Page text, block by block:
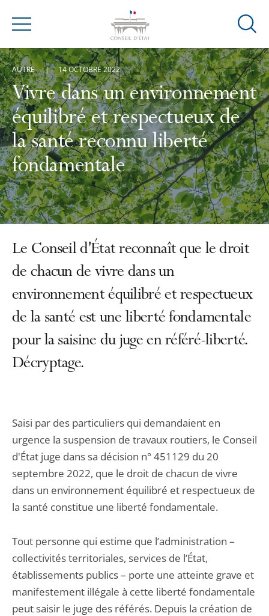
Menu
Ouvrir
de
Vivre dans un environnement
équilibré et respectueux de
la santé reconnu liberté
fondamentale
AUTRE 14 OCTOBRE 2022
Le Conseil d'État reconnaît que le droit
de chacun de vivre dans un
environnement équilibré et respectueux
de la santé est une liberté fondamentale
pour la saisine du juge en référé-liberté.
Décryptage.
Saisi par des particuliers qui demandaient en
urgence la suspension de travaux routiers, le Conseil
d'État juge dans sa décision n° 451129 du 20
septembre 2022, que le droit de chacun de vivre
dans un environnement équilibré et respectueux de
la santé constitue une liberté fondamentale.
Tout personne qui estime que l’administration –
collectivités territoriales, services de l’État,
établissements publics – porte une atteinte grave et
manifestement illégale à cette liberté fondamentale
peut saisir le juge des référés. Depuis la création de